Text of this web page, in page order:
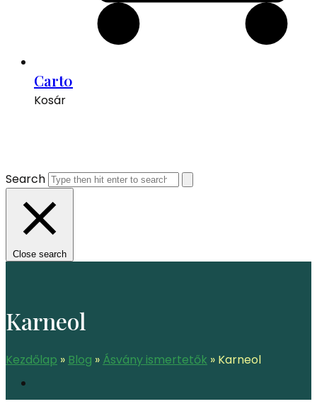
Cart0
Kosár
Search
Close search
Karneol
Kezdőlap » Blog » Ásvány ismertetők » Karneol